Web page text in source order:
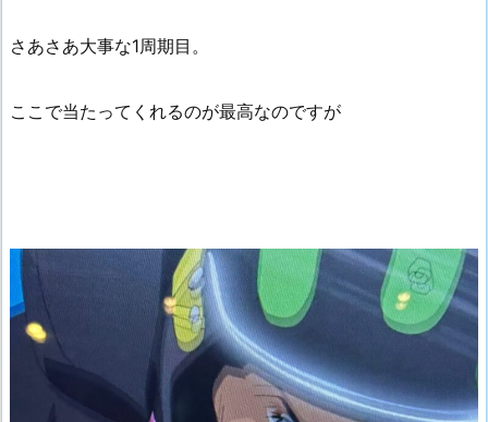
さあさあ大事な1周期目。
ここで当たってくれるのが最高なのですが